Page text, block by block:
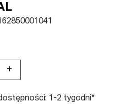
+
1-2 tygodni*